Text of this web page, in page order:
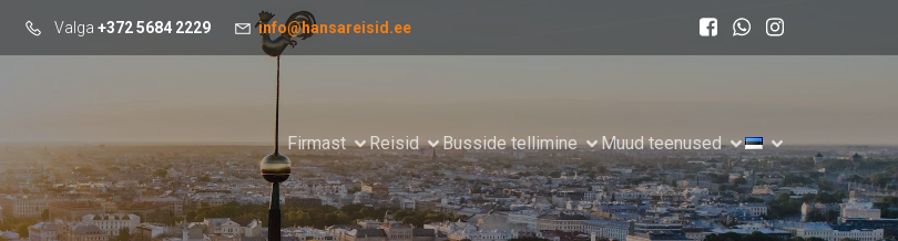
Valga +372 5684 2229 info@hansareisid.ee
Firmast Reisid Busside tellimine Muud teenused